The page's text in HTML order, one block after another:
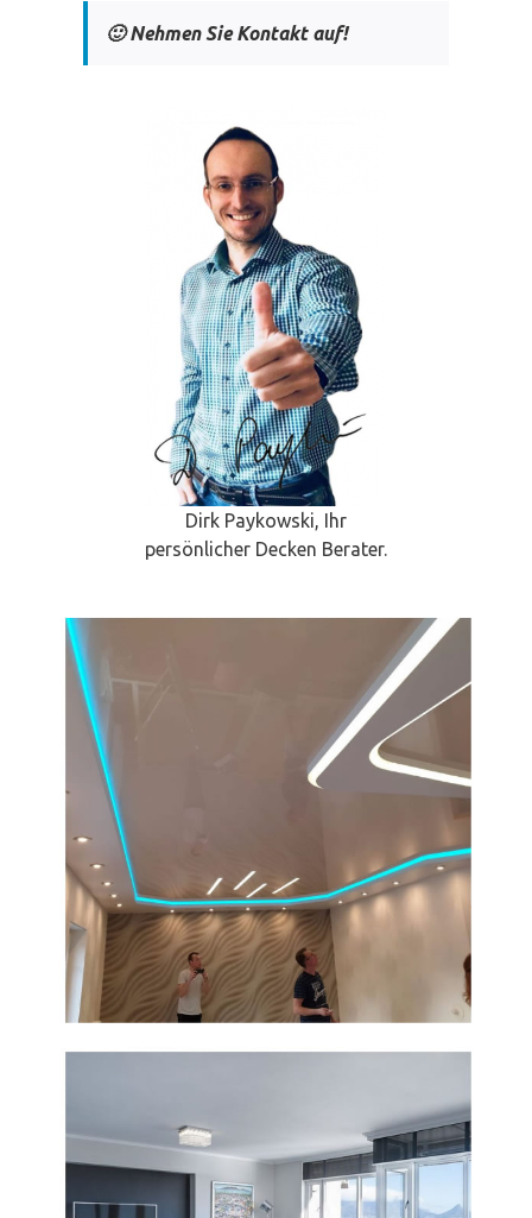
🙂 Nehmen Sie Kontakt auf!
Dirk Paykowski, Ihr
persönlicher Decken Berater.